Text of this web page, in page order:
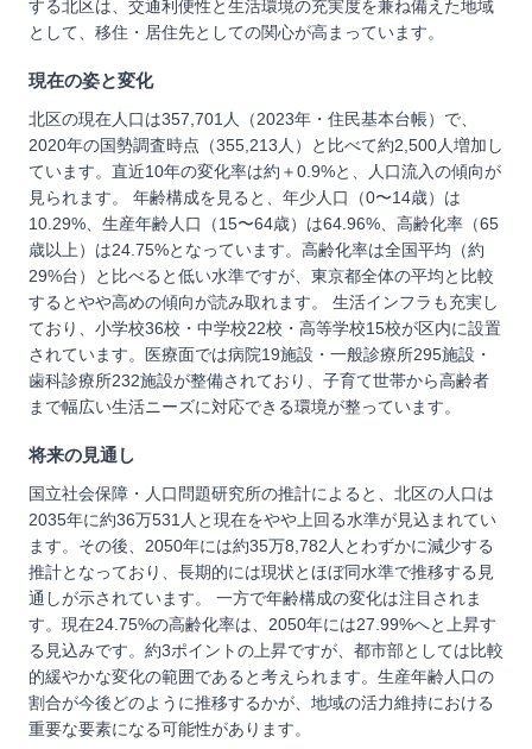
する北区は、交通利便性と生活環境の充実度を兼ね備えた地域
として、移住・居住先としての関心が高まっています。
現在の姿と変化
北区の現在人口は357,701人（2023年・住民基本台帳）で、
2020年の国勢調査時点（355,213人）と比べて約2,500人増加し
ています。直近10年の変化率は約＋0.9%と、人口流入の傾向が
見られます。 年齢構成を見ると、年少人口（0〜14歳）は
10.29%、生産年齢人口（15〜64歳）は64.96%、高齢化率（65
歳以上）は24.75%となっています。高齢化率は全国平均（約
29%台）と比べると低い水準ですが、東京都全体の平均と比較
するとやや高めの傾向が読み取れます。 生活インフラも充実し
ており、小学校36校・中学校22校・高等学校15校が区内に設置
されています。医療面では病院19施設・一般診療所295施設・
歯科診療所232施設が整備されており、子育て世帯から高齢者
まで幅広い生活ニーズに対応できる環境が整っています。
将来の見通し
国立社会保障・人口問題研究所の推計によると、北区の人口は
2035年に約36万531人と現在をやや上回る水準が見込まれてい
ます。その後、2050年には約35万8,782人とわずかに減少する
推計となっており、長期的には現状とほぼ同水準で推移する見
通しが示されています。 一方で年齢構成の変化は注目されま
す。現在24.75%の高齢化率は、2050年には27.99%へと上昇す
る見込みです。約3ポイントの上昇ですが、都市部としては比較
的緩やかな変化の範囲であると考えられます。生産年齢人口の
割合が今後どのように推移するかが、地域の活力維持における
重要な要素になる可能性があります。